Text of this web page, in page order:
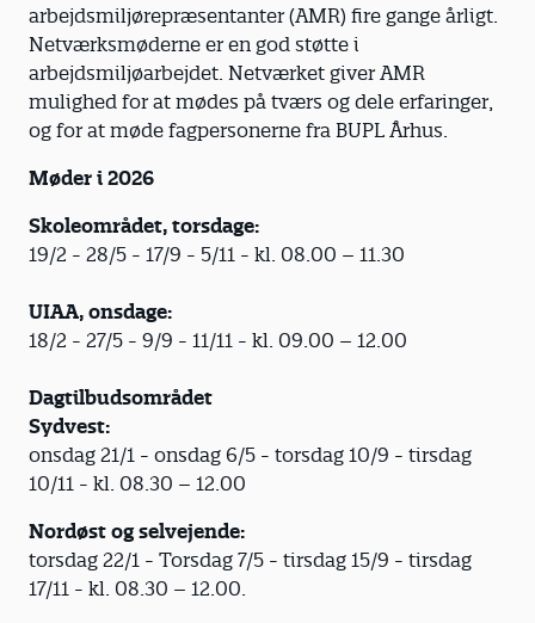
arbejdsmiljørepræsentanter (AMR) fire gange årligt.
Netværksmøderne er en god støtte i
arbejdsmiljøarbejdet. Netværket giver AMR
mulighed for at mødes på tværs og dele erfaringer,
og for at møde fagpersonerne fra BUPL Århus.
Møder i 2026
Skoleområdet, torsdage:
19/2 - 28/5 - 17/9 - 5/11 - kl. 08.00 – 11.30
UIAA, onsdage:
18/2 - 27/5 - 9/9 - 11/11 - kl. 09.00 – 12.00
​Dagtilbudsområdet
Sydvest:
onsdag 21/1 - onsdag 6/5 - torsdag 10/9 - tirsdag
10/11 - kl. 08.30 – 12.00
Nordøst og selvejende:
torsdag 22/1 - Torsdag 7/5 - tirsdag 15/9 - tirsdag
17/11 - kl. 08.30 – 12.00.